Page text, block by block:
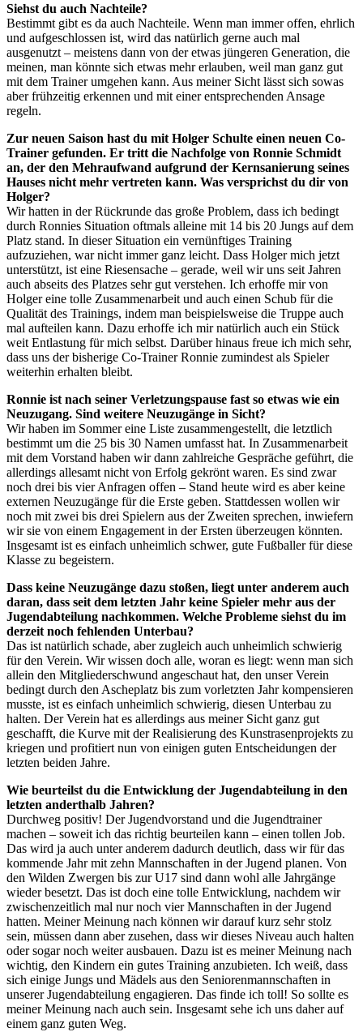
Siehst du auch Nachteile?
Bestimmt gibt es da auch Nachteile. Wenn man immer offen, ehrlich
und aufgeschlossen ist, wird das natürlich gerne auch mal
ausgenutzt – meistens dann von der etwas jüngeren Generation, die
meinen, man könnte sich etwas mehr erlauben, weil man ganz gut
mit dem Trainer umgehen kann. Aus meiner Sicht lässt sich sowas
aber frühzeitig erkennen und mit einer entsprechenden Ansage
regeln.
Zur neuen Saison hast du mit Holger Schulte einen neuen Co-
Trainer gefunden. Er tritt die Nachfolge von Ronnie Schmidt
an, der den Mehraufwand aufgrund der Kernsanierung seines
Hauses nicht mehr vertreten kann. Was versprichst du dir von
Holger?
Wir hatten in der Rückrunde das große Problem, dass ich bedingt
durch Ronnies Situation oftmals alleine mit 14 bis 20 Jungs auf dem
Platz stand. In dieser Situation ein vernünftiges Training
aufzuziehen, war nicht immer ganz leicht. Dass Holger mich jetzt
unterstützt, ist eine Riesensache – gerade, weil wir uns seit Jahren
auch abseits des Platzes sehr gut verstehen. Ich erhoffe mir von
Holger eine tolle Zusammenarbeit und auch einen Schub für die
Qualität des Trainings, indem man beispielsweise die Truppe auch
mal aufteilen kann. Dazu erhoffe ich mir natürlich auch ein Stück
weit Entlastung für mich selbst. Darüber hinaus freue ich mich sehr,
dass uns der bisherige Co-Trainer Ronnie zumindest als Spieler
weiterhin erhalten bleibt.
Ronnie ist nach seiner Verletzungspause fast so etwas wie ein
Neuzugang. Sind weitere Neuzugänge in Sicht?
Wir haben im Sommer eine Liste zusammengestellt, die letztlich
bestimmt um die 25 bis 30 Namen umfasst hat. In Zusammenarbeit
mit dem Vorstand haben wir dann zahlreiche Gespräche geführt, die
allerdings allesamt nicht von Erfolg gekrönt waren. Es sind zwar
noch drei bis vier Anfragen offen – Stand heute wird es aber keine
externen Neuzugänge für die Erste geben. Stattdessen wollen wir
noch mit zwei bis drei Spielern aus der Zweiten sprechen, inwiefern
wir sie von einem Engagement in der Ersten überzeugen könnten.
Insgesamt ist es einfach unheimlich schwer, gute Fußballer für diese
Klasse zu begeistern.
Dass keine Neuzugänge dazu stoßen, liegt unter anderem auch
daran, dass seit dem letzten Jahr keine Spieler mehr aus der
Jugendabteilung nachkommen. Welche Probleme siehst du im
derzeit noch fehlenden Unterbau?
Das ist natürlich schade, aber zugleich auch unheimlich schwierig
für den Verein. Wir wissen doch alle, woran es liegt: wenn man sich
allein den Mitgliederschwund angeschaut hat, den unser Verein
bedingt durch den Ascheplatz bis zum vorletzten Jahr kompensieren
musste, ist es einfach unheimlich schwierig, diesen Unterbau zu
halten. Der Verein hat es allerdings aus meiner Sicht ganz gut
geschafft, die Kurve mit der Realisierung des Kunstrasenprojekts zu
kriegen und profitiert nun von einigen guten Entscheidungen der
letzten beiden Jahre.
Wie beurteilst du die Entwicklung der Jugendabteilung in den
letzten anderthalb Jahren?
Durchweg positiv! Der Jugendvorstand und die Jugendtrainer
machen – soweit ich das richtig beurteilen kann – einen tollen Job.
Das wird ja auch unter anderem dadurch deutlich, dass wir für das
kommende Jahr mit zehn Mannschaften in der Jugend planen. Von
den Wilden Zwergen bis zur U17 sind dann wohl alle Jahrgänge
wieder besetzt. Das ist doch eine tolle Entwicklung, nachdem wir
zwischenzeitlich mal nur noch vier Mannschaften in der Jugend
hatten. Meiner Meinung nach können wir darauf kurz sehr stolz
sein, müssen dann aber zusehen, dass wir dieses Niveau auch halten
oder sogar noch weiter ausbauen. Dazu ist es meiner Meinung nach
wichtig, den Kindern ein gutes Training anzubieten. Ich weiß, dass
sich einige Jungs und Mädels aus den Seniorenmannschaften in
unserer Jugendabteilung engagieren. Das finde ich toll! So sollte es
meiner Meinung nach auch sein. Insgesamt sehe ich uns daher auf
einem ganz guten Weg.